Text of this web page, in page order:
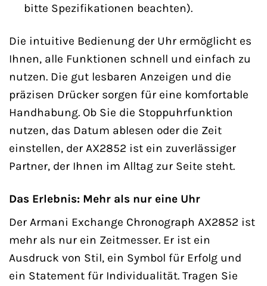
bitte Spezifikationen beachten).
Die intuitive Bedienung der Uhr ermöglicht es
Ihnen, alle Funktionen schnell und einfach zu
nutzen. Die gut lesbaren Anzeigen und die
präzisen Drücker sorgen für eine komfortable
Handhabung. Ob Sie die Stoppuhrfunktion
nutzen, das Datum ablesen oder die Zeit
einstellen, der AX2852 ist ein zuverlässiger
Partner, der Ihnen im Alltag zur Seite steht.
Das Erlebnis: Mehr als nur eine Uhr
Der Armani Exchange Chronograph AX2852 ist
mehr als nur ein Zeitmesser. Er ist ein
Ausdruck von Stil, ein Symbol für Erfolg und
ein Statement für Individualität. Tragen Sie